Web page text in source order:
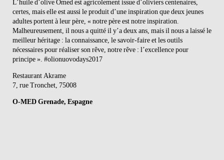
L’huile d’olive Omed est agricolement issue d’oliviers centenaires,
certes, mais elle est aussi le produit d’une inspiration que deux jeunes
adultes portent à leur père, « notre père est notre inspiration.
Malheureusement, il nous a quitté il y’a deux ans, mais il nous a laissé le
meilleur héritage : la connaissance, le savoir-faire et les outils
nécessaires pour réaliser son rêve, notre rêve : l’excellence pour
principe ». #olionuovodays2017
Restaurant Akrame
7, rue Tronchet, 75008
O-MEDGrenade, Espagne